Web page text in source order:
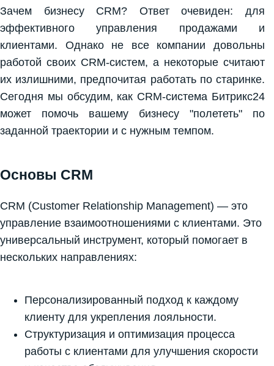
Зачем бизнесу CRM? Ответ очевиден: для
эффективного управления продажами и
клиентами. Однако не все компании довольны
работой своих CRM-систем, а некоторые считают
их излишними, предпочитая работать по старинке.
Сегодня мы обсудим, как CRM-система Битрикс24
может помочь вашему бизнесу "полететь" по
заданной траектории и с нужным темпом.
Основы CRM
CRM (Customer Relationship Management) — это
управление взаимоотношениями с клиентами. Это
универсальный инструмент, который помогает в
нескольких направлениях:
Персонализированный подход к каждому
клиенту для укрепления лояльности.
Структуризация и оптимизация процесса
работы с клиентами для улучшения скорости